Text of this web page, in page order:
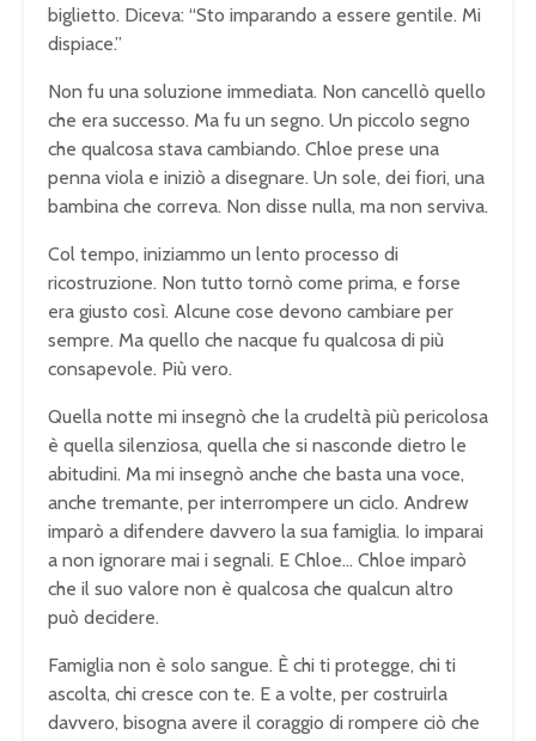
biglietto. Diceva: “Sto imparando a essere gentile. Mi
dispiace.”
Non fu una soluzione immediata. Non cancellò quello
che era successo. Ma fu un segno. Un piccolo segno
che qualcosa stava cambiando. Chloe prese una
penna viola e iniziò a disegnare. Un sole, dei fiori, una
bambina che correva. Non disse nulla, ma non serviva.
Col tempo, iniziammo un lento processo di
ricostruzione. Non tutto tornò come prima, e forse
era giusto così. Alcune cose devono cambiare per
sempre. Ma quello che nacque fu qualcosa di più
consapevole. Più vero.
Quella notte mi insegnò che la crudeltà più pericolosa
è quella silenziosa, quella che si nasconde dietro le
abitudini. Ma mi insegnò anche che basta una voce,
anche tremante, per interrompere un ciclo. Andrew
imparò a difendere davvero la sua famiglia. Io imparai
a non ignorare mai i segnali. E Chloe… Chloe imparò
che il suo valore non è qualcosa che qualcun altro
può decidere.
Famiglia non è solo sangue. È chi ti protegge, chi ti
ascolta, chi cresce con te. E a volte, per costruirla
davvero, bisogna avere il coraggio di rompere ciò che